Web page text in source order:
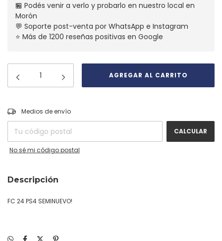
🏪 Podés venir a verlo y probarlo en nuestro local en
Morón
💬 Soporte post-venta por WhatsApp e Instagram
⭐ Más de 1200 reseñas positivas en Google
Entregas para el CP:
Medios de envío
CALCULAR
No sé mi código postal
Descripción
FC 24 PS4 SEMINUEVO!